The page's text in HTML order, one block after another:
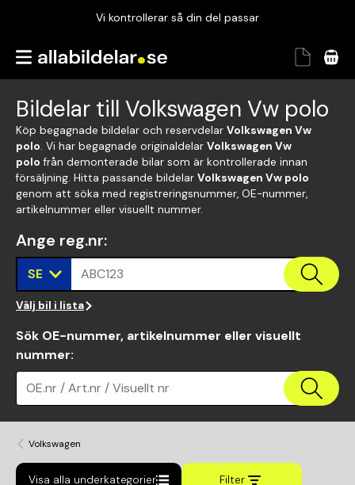
Vi kontrollerar så din del passar
Garanterad passform
Vi kontrollerar så din del passar
Bildelar till Volkswagen Vw polo
Köp begagnade bildelar och reservdelar Volkswagen Vw
polo. Vi har begagnade originaldelar Volkswagen Vw
polo från demonterade bilar som är kontrollerade innan
försäljning. Hitta passande bildelar Volkswagen Vw polo
genom att söka med registreringsnummer, OE-nummer,
artikelnummer eller visuellt nummer.
Ange reg.nr:
SE ABC123
Välj bil i lista
Sök OE-nummer, artikelnummer eller visuellt
nummer:
OE.nr / Art.nr / Visuellt nr
Volkswagen
Visa alla underkategorier Filter